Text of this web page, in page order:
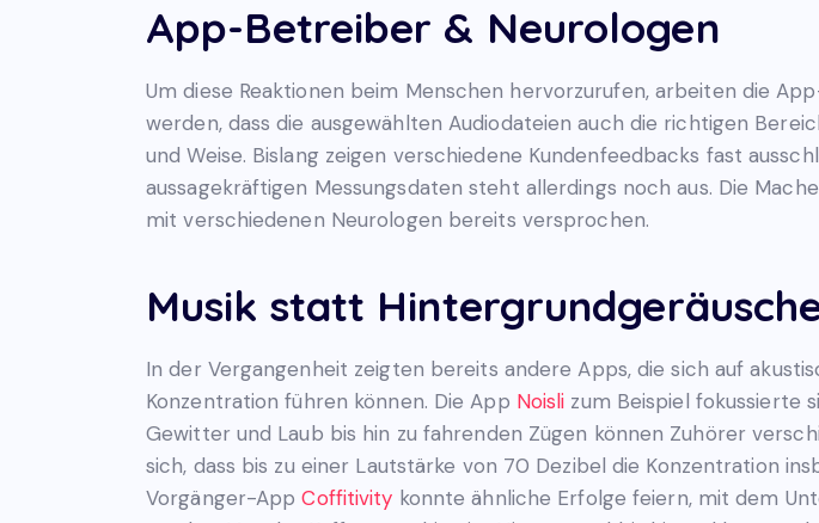
App-Betreiber & Neurologen
Um diese Reaktionen beim Menschen hervorzurufen, arbeiten die
werden, dass die ausgewählten Audiodateien auch die richtigen
und Weise. Bislang zeigen verschiedene Kundenfeedbacks fast
aussagekräftigen Messungsdaten steht allerdings noch aus. Die
mit verschiedenen Neurologen bereits versprochen.
Musik statt
In der Vergangenheit zeigten bereits andere Apps, die sich auf
Konzentration führen können. Die App Noisli zum Beispiel fokussierte
Gewitter und Laub bis hin zu fahrenden Zügen können Zuhörer
sich, dass bis zu einer Lautstärke von 70 Dezibel die Konzentration
Vorgänger-AppCoffitivity konnte ähnliche Erfolge feiern, mit dem